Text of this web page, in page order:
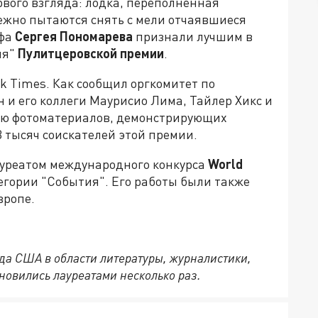
пытаются снять с мели отчаявшиеся
Сергея Пономарева признали лучшим в
Пулитцеровской премии.
Times. Как сообщил оргкомитет по
его коллеги Маурисио Лима, Тайлер Хикс и
фотоматериалов, демонстрирующих
соискателей этой премии.
международного конкурса World
"События". Его работы были также
США в области литературы, журналистики,
лауреатами несколько раз.